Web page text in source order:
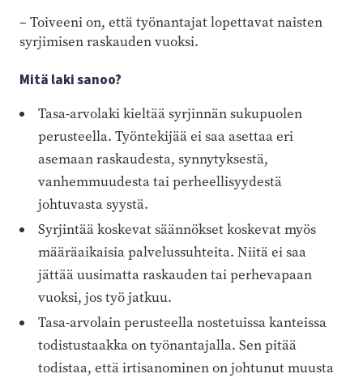
– Toiveeni on, että työnantajat lopettavat naisten
syrjimisen raskauden vuoksi.
Mitä laki sanoo?
Tasa-arvolaki kieltää syrjinnän sukupuolen
perusteella. Työntekijää ei saa asettaa eri
asemaan raskaudesta, synnytyksestä,
vanhemmuudesta tai perheellisyydestä
johtuvasta syystä.
Syrjintää koskevat säännökset koskevat myös
määräaikaisia palvelussuhteita. Niitä ei saa
jättää uusimatta raskauden tai perhevapaan
vuoksi, jos työ jatkuu.
Tasa-arvolain perusteella nostetuissa kanteissa
todistustaakka on työnantajalla. Sen pitää
todistaa, että irtisanominen on johtunut muusta